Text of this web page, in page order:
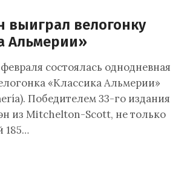
выиграл велогонку
Альмерии»
состоялась однодневная
«Классика Альмерии»
Победителем 33-го издания
из Mitchelton-Scott, не только
185…